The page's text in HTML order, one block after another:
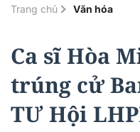
Trang chủ Văn hóa
Ca sĩ Hòa
trúng cử
TƯ Hội